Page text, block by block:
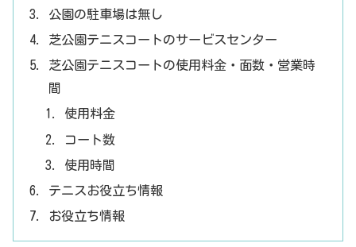
公園の駐車場は無し
芝公園テニスコートのサービスセンター
芝公園テニスコートの使用料金・面数・営業時
間
使用料金
コート数
使用時間
テニスお役立ち情報
お役立ち情報